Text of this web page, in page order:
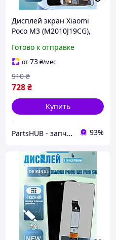
Дисплей экран Xiaomi
Poco M3 (M2010J19CG),
сборе, Модуль Ксиоми
Поко М3
Готово к отправке
от73₴/мес
728₴
910 ₴
Купить
PartsHUB - запчастини на Телефони (Дисплей / Акумулятор / Шлейф-Плати) 93%